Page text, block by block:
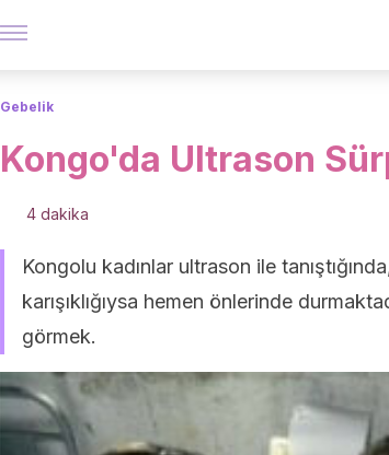
Gebelik
Kongo'da Ultrason
4 dakika
Kongolu kadınlar ultrason ile
karışıklığıysa hemen önlerinde
görmek.